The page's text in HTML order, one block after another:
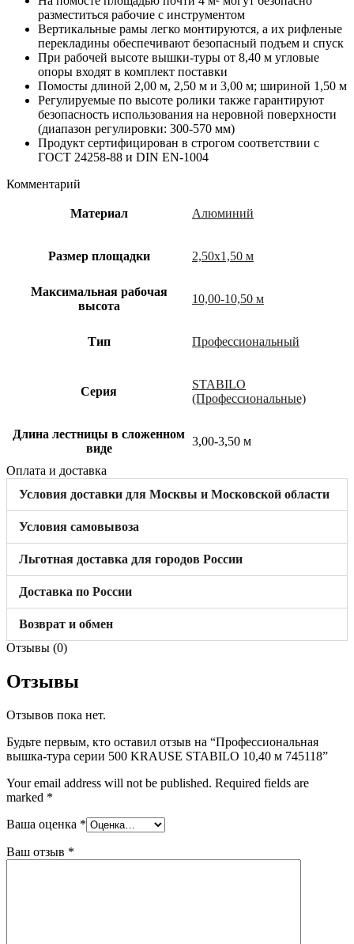
разместиться рабочие с инструментом
Вертикальные рамы легко монтируются, а их рифленые
перекладины обеспечивают безопасный подъем и спуск
При рабочей высоте вышки-туры от 8,40 м угловые
опоры входят в комплект поставки
Помосты длиной 2,00 м, 2,50 м и 3,00 м; шириной 1,50 м
Регулируемые по высоте ролики также гарантируют
безопасность использования на неровной поверхности
(диапазон регулировки: 300-570 мм)
Продукт сертифицирован в строгом соответствии с
ГОСТ 24258-88 и DIN EN-1004
Комментарий
Материал Алюминий
Размер площадки 2,50х1,50 м
Максимальная рабочая
высота
10,00-10,50 м
Тип Профессиональный
Cерия
STABILO
(Профессиональные)
Длина лестницы в сложенном
виде
3,00-3,50 м
Оплата и доставка
Условия доставки для Москвы и Московской области
Условия самовывоза
Льготная доставка для городов России
Доставка по России
Возврат и обмен
Отзывы (0)
Отзывы
Отзывов пока нет.
Будьте первым, кто оставил отзыв на “Профессиональная
вышка-тура серии 500 KRAUSE STABILO 10,40 м 745118”
Your email address will not be published. Required fields are
marked *
Ваша оценка *
Ваш отзыв *